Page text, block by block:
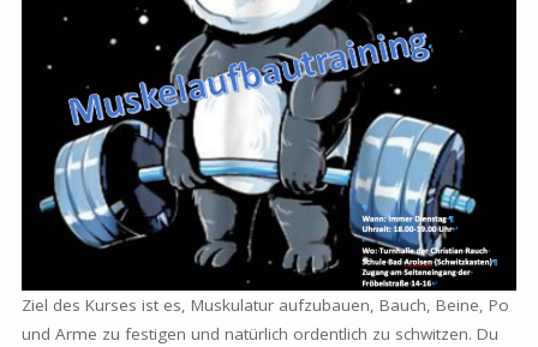
Ziel des Kurses ist es, Muskulatur aufzubauen, Bauch, Beine, Po
und Arme zu festigen und natürlich ordentlich zu schwitzen. Du